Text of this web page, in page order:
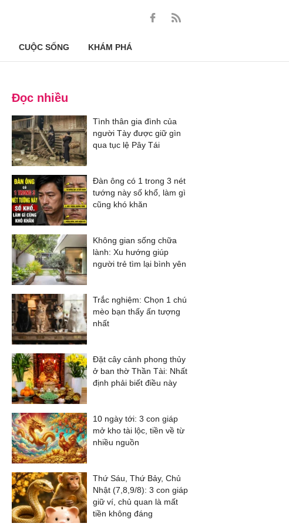
CUỘC SỐNG KHÁM PHÁ
Đọc nhiều
Tình thân gia đình của
người Tày được giữ gìn
qua tục lệ Pây Tái
Đàn ông có 1 trong 3 nét
tướng này số khổ, làm gì
cũng khó khăn
Không gian sống chữa
lành: Xu hướng giúp
người trẻ tìm lại bình yên
Trắc nghiệm: Chọn 1 chú
mèo bạn thấy ấn tượng
nhất
Đặt cây cảnh phong thủy
ở ban thờ Thần Tài: Nhất
định phải biết điều này
10 ngày tới: 3 con giáp
mở kho tài lộc, tiền về từ
nhiều nguồn
Thứ Sáu, Thứ Bảy, Chủ
Nhật (7,8,9/8): 3 con giáp
giữ ví, chủ quan là mất
tiền không đáng